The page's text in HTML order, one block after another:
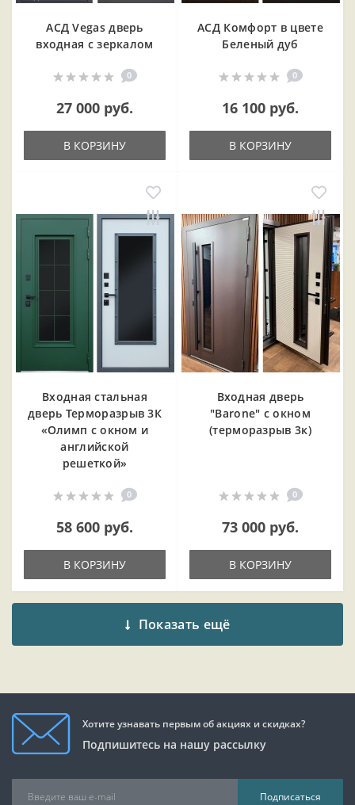
АСД Vegas дверь
входная с зеркалом
0
27 000 руб.
В КОРЗИНУ
АСД Комфорт в цвете
Беленый дуб
0
16 100 руб.
В КОРЗИНУ
Входная cтальная
дверь Терморазрыв 3К
«Олимп с окном и
английской
решеткой»
0
58 600 руб.
В КОРЗИНУ
Входная дверь
"Barone" с окном
(терморазрыв 3к)
0
73 000 руб.
В КОРЗИНУ
Показать ещё
Хотите узнавать первым об акциях и скидках?
Подпишитесь на нашу рассылку
Подписаться